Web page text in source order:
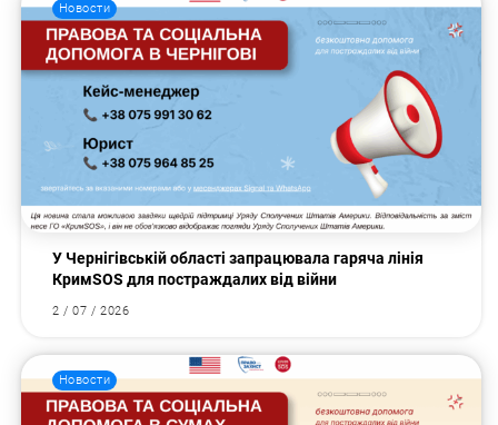
Новости
У Чернігівській області запрацювала гаряча лінія
КримSOS для постраждалих від війни
2 / 07 / 2026
Новости